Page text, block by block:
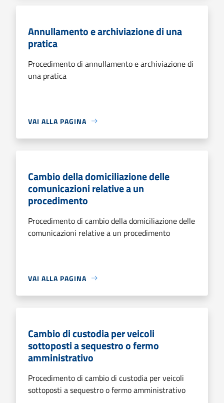
Annullamento e archiviazione di una
pratica
Procedimento di annullamento e archiviazione di
una pratica
VAI ALLA PAGINA
Cambio della domiciliazione delle
comunicazioni relative a un
procedimento
Procedimento di cambio della domiciliazione delle
comunicazioni relative a un procedimento
VAI ALLA PAGINA
Cambio di custodia per veicoli
sottoposti a sequestro o fermo
amministrativo
Procedimento di cambio di custodia per veicoli
sottoposti a sequestro o fermo amministrativo